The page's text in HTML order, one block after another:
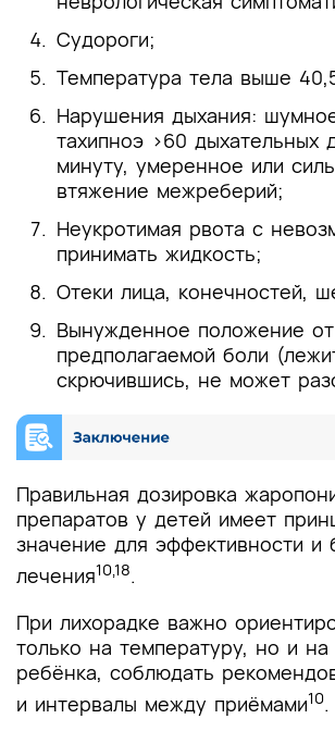
Судороги;
Температура тела выше
Нарушения дыхания:
тахипноэ >60 дыхательных
минуту, умеренное или
втяжение межреберий;
Неукротимая рвота с
принимать жидкость;
Отеки лица, конечностей,
Вынужденное положение от
предполагаемой боли
скрючившись, не может
Правильная дозировка
препаратов у детей имеет
значение для эффективности и
лечения10,18.
При лихорадке важно
только на температуру, но и на
ребёнка, соблюдать
и интервалы между приёмами10.